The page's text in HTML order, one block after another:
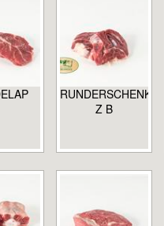
RUNDERSCHENKEL
Z B